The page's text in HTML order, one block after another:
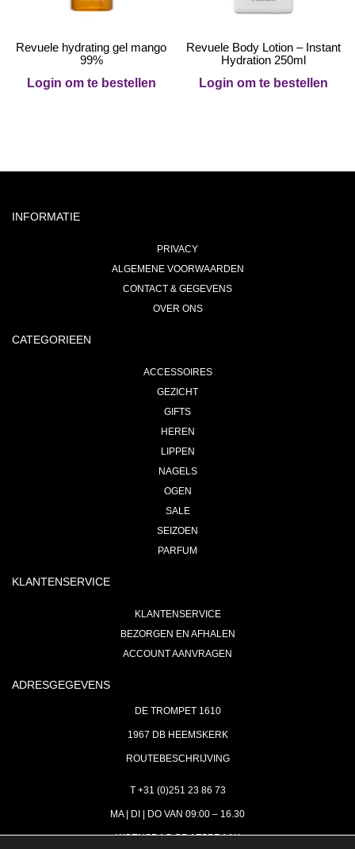
Revuele hydrating gel mango
99%
Login om te bestellen
Revuele Body Lotion – Instant
Hydration 250ml
Login om te bestellen
INFORMATIE
PRIVACY
ALGEMENE VOORWAARDEN
CONTACT & GEGEVENS
OVER ONS
CATEGORIEEN
ACCESSOIRES
GEZICHT
GIFTS
HEREN
LIPPEN
NAGELS
OGEN
SALE
SEIZOEN
PARFUM
KLANTENSERVICE
KLANTENSERVICE
BEZORGEN EN AFHALEN
ACCOUNT AANVRAGEN
ADRESGEGEVENS
DE TROMPET 1610
1967 DB HEEMSKERK
ROUTEBESCHRIJVING
T +31 (0)251 23 86 73
MA | DI | DO VAN 09:00 – 16.30
WOENSDAG OP AFSPRAAK